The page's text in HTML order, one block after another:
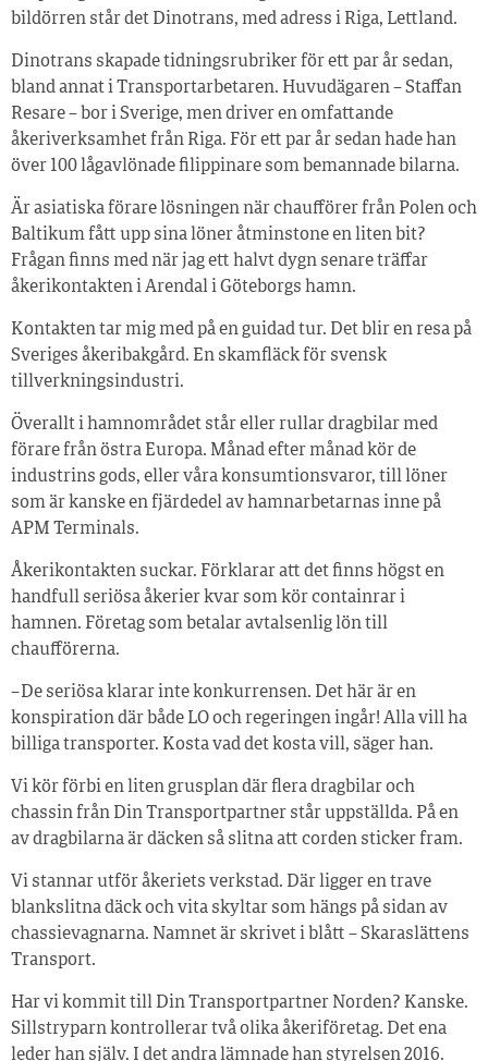
bildörren står det Dinotrans, med adress i Riga, Lettland.
Dinotrans skapade tidningsrubriker för ett par år sedan,
bland annat i Transportarbetaren. Huvudägaren – Staffan
Resare – bor i Sverige, men driver en omfattande
åkeriverksamhet från Riga. För ett par år sedan hade han
över 100 lågavlönade filippinare som bemannade bilarna.
Är asiatiska förare lösningen när chaufförer från Polen och
Baltikum fått upp sina löner åtminstone en liten bit?
Frågan finns med när jag ett halvt dygn senare träffar
åkerikontakten i Arendal i Göteborgs hamn.
Kontakten tar mig med på en guidad tur. Det blir en resa på
Sveriges åkeribakgård. En skamfläck för svensk
tillverkningsindustri.
Överallt i hamnområdet står eller rullar dragbilar med
förare från östra Europa. Månad efter månad kör de
industrins gods, eller våra konsumtionsvaror, till löner
som är kanske en fjärdedel av hamnarbetarnas inne på
APM Terminals.
Åkerikontakten suckar. Förklarar att det finns högst en
handfull seriösa åkerier kvar som kör containrar i
hamnen. Företag som betalar avtalsenlig lön till
chaufförerna.
– De seriösa klarar inte konkurrensen. Det här är en
konspiration där både LO och regeringen ingår! Alla vill ha
billiga transporter. Kosta vad det kosta vill, säger han.
Vi kör förbi en liten grusplan där flera dragbilar och
chassin från Din Transportpartner står uppställda. På en
av dragbilarna är däcken så slitna att corden sticker fram.
Vi stannar utför åkeriets verkstad. Där ligger en trave
blankslitna däck och vita skyltar som hängs på sidan av
chassievagnarna. Namnet är skrivet i blått – Skaraslättens
Transport.
Har vi kommit till Din Transportpartner Norden? Kanske.
Sillstryparn kontrollerar två olika åkeriföretag. Det ena
leder han själv. I det andra lämnade han styrelsen 2016.